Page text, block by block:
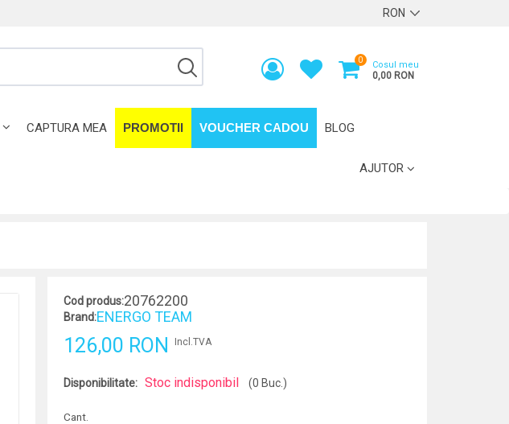
0 Cosul meu
0,00 RON
CAPTURA MEA PROMOTII VOUCHER CADOU BLOG
AJUTOR
Cod produs:20762200
Brand:ENERGO TEAM
126,00 RON Incl.TVA
Disponibilitate: Stoc indisponibil (0 Buc.)
Cant.